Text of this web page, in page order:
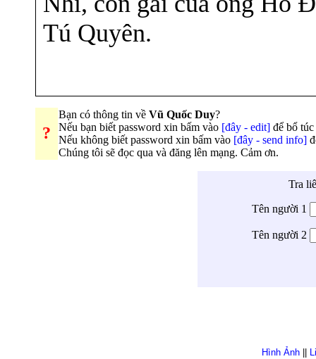
Tú Quyên.
?
Bạn có thông tin về Vũ Quốc Duy?
Nếu bạn biết password xin bấm vào [đây - edit] để bổ
Nếu không biết password xin bấm vào [đây - send info]
Chúng tôi sẽ đọc qua và đăng lên mạng. Cảm ơn.
Tra
Tên người 1
Tên người 2
Hình Ảnh